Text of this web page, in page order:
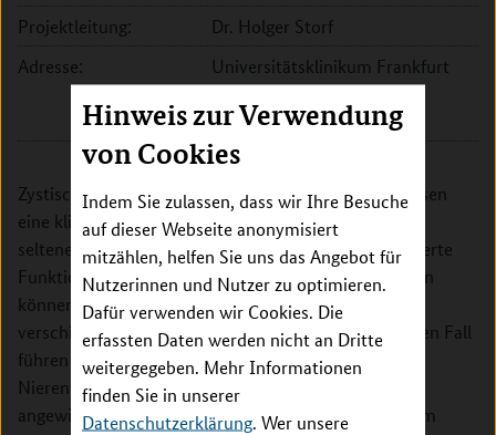
Hinweis zur Verwendung
von Cookies
Indem Sie zulassen, dass wir Ihre Besuche
auf dieser Webseite anonymisiert
mitzählen, helfen Sie uns das Angebot für
Nutzerinnen und Nutzer zu optimieren.
Dafür verwenden wir Cookies. Die
erfassten Daten werden nicht an Dritte
weitergegeben. Mehr Informationen
finden Sie in unserer
Datenschutzerklärung . Wer unsere
Projektleitung:
Dr. Holger Storf
Adresse:
Universitätsklinikum Frankfurt
60596 Frankfurt am Main
Zystische Nierenerkrankungen im Kindesalter umfassen
eine klinisch und genetisch heterogene Gruppe von
seltenen Erkrankungen der Niere, denen eine veränderte
Funktion der Nieren zugrunde liegt. Die Erkrankungen
können mit unterschiedlichen Symptomen in
verschiedenen Altersstufen auftreten. Im schlimmsten Fall
führen die Erkrankungen bereits früh zu einem
Nierenversagen, so dass Betroffene auf die Dialyse
angewiesen sind. Der Verbund NEOCYST hat daher im